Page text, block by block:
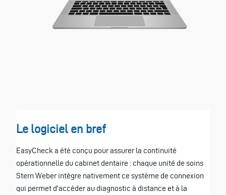
Le logiciel en bref
EasyCheck a été conçu pour assurer la continuité
opérationnelle du cabinet dentaire : chaque unité de soins
Stern Weber intègre nativement ce système de connexion
qui permet d'accéder au diagnostic à distance et à la